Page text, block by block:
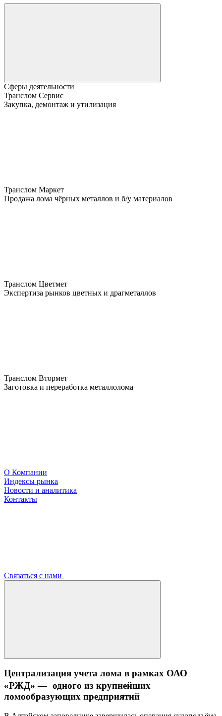
Сферы деятельности
Транслом Сервис
Закупка, демонтаж и утилизация
Транслом Маркет
Продажа лома чёрных металлов и б/у материалов
Транслом Цветмет
Экспертиза рынков цветных и драгметаллов
Транслом Втормет
Заготовка и переработка металлолома
О Компании
Индексы рынка
Новости и аналитика
Контакты
Связаться с нами
Централизация учета лома в рамках ОАО
«РЖД» — одного из крупнейших
ломообразующих предприятий